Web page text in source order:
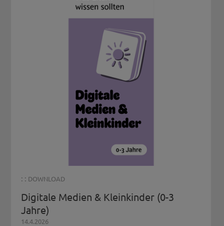
: : DOWNLOAD
Digitale Medien & Kleinkinder (0-3
Jahre)
14.4.2026